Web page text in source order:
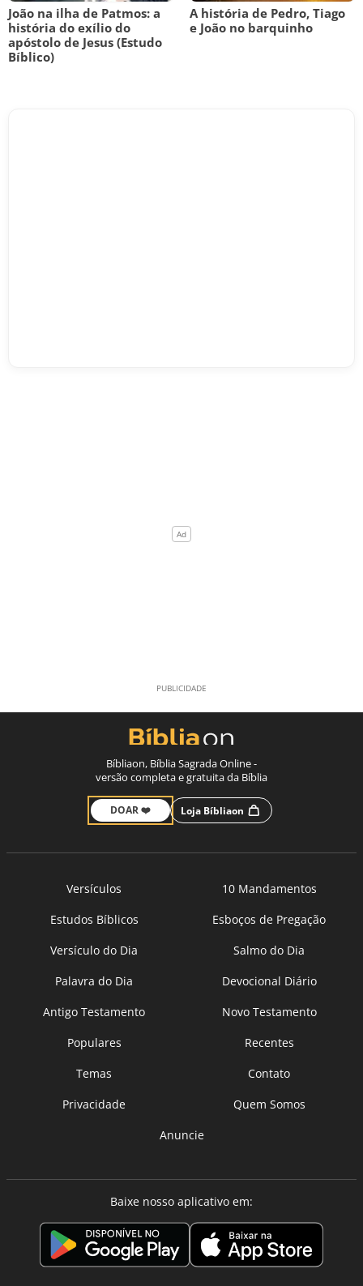
João na ilha de Patmos: a
história do exílio do
apóstolo de Jesus (Estudo
Bíblico)
A história de Pedro, Tiago
e João no barquinho
Bíbliaon, Bíblia Sagrada Online -
versão completa e gratuita da Bíblia
DOAR ❤️ Loja Bíbliaon
Versículos
10 Mandamentos
Estudos Bíblicos
Esboços de Pregação
Versículo do Dia
Salmo do Dia
Palavra do Dia
Devocional Diário
Antigo Testamento
Novo Testamento
Populares
Recentes
Temas
Contato
Privacidade
Quem Somos
Anuncie
Baixe nosso aplicativo em: